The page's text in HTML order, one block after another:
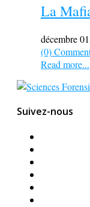
La
décembre
(0)
Read more...
Suivez-nous